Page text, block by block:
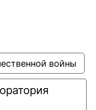
войны